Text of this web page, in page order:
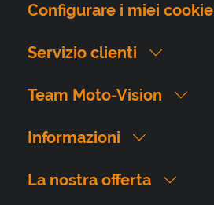
Configurare i miei cookie
Servizio clienti
Team Moto-Vision
Informazioni
La nostra offerta